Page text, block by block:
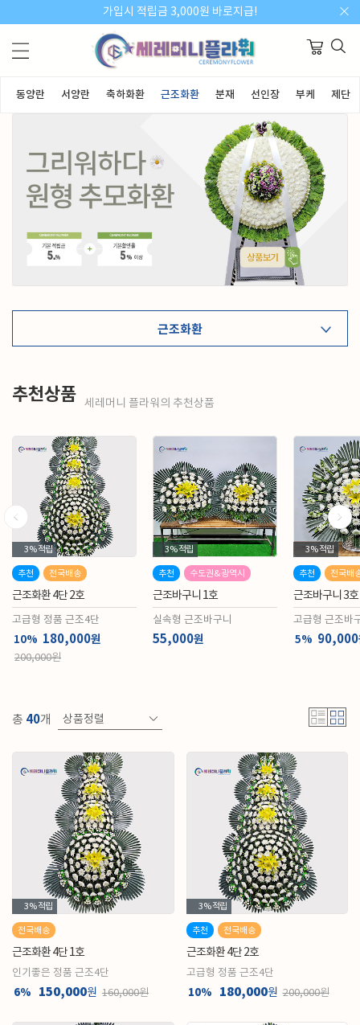
가입시 적립금 3,000원 바로지급!
동양란 서양란 축하화환 근조화환 분재 선인장 부케 제단화
근조화환
추천상품 세레머니 플라워의 추천상품
3%적립
추천 전국배송
근조화환 4단 2호
고급형 정품 근조4단
10% 180,000원
200,000원
3%적립
추천 수도권&광역시
근조바구니 1호
실속형 근조바구니
55,000원
3%적립
추천 전국배
근조바구니 3호
고급형 근조바
니)
5% 90,000
총 40개 상품정렬
3%적립
전국배송
근조화환 4단 1호
인기좋은 정품 근조4단
6% 150,000원 160,000원
3%적립
추천 전국배송
근조화환 4단 2호
고급형 정품 근조4단
10% 180,000원 200,000원